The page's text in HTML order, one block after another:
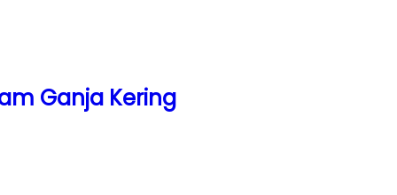
Ganja Kering